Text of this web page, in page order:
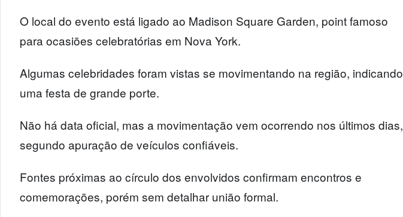
O local do evento está ligado ao Madison Square Garden, point famoso
para ocasiões celebratórias em Nova York.
Algumas celebridades foram vistas se movimentando na região, indicando
uma festa de grande porte.
Não há data oficial, mas a movimentação vem ocorrendo nos últimos dias,
segundo apuração de veículos confiáveis.
Fontes próximas ao círculo dos envolvidos confirmam encontros e
comemorações, porém sem detalhar união formal.